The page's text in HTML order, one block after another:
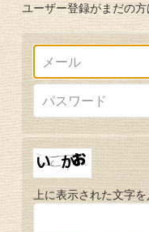
ユーザー登録がまだの
上に表示された文字